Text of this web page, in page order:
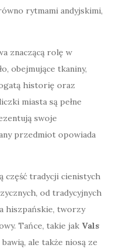
rytmami andyjskimi,
znaczącą rolę w
obejmujące tkaniny,
historię oraz
miasta są pełne
swoje
przedmiot opowiada
część tradycji cienistych
od tradycyjnych
hiszpańskie, tworzy
Tańce, takie jak Vals
ale także niosą ze